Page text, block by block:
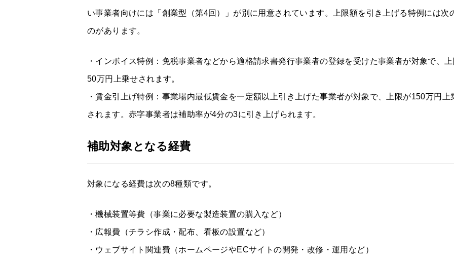
い事業者向けには「創業型（第4回）」が別に用意されています。上限額を引き上げる特例には次
のがあります。
・インボイス特例：免税事業者などから適格請求書発行事業者の登録を受けた事業者が対象で、
50万円上乗せされます。
・賃金引上げ特例：事業場内最低賃金を一定額以上引き上げた事業者が対象で、上限が150万円上
されます。赤字事業者は補助率が4分の3に引き上げられます。
補助対象となる経費
対象になる経費は次の8種類です。
・機械装置等費（事業に必要な製造装置の購入など）
・広報費（チラシ作成・配布、看板の設置など）
・ウェブサイト関連費（ホームページやECサイトの開発・改修・運用など）